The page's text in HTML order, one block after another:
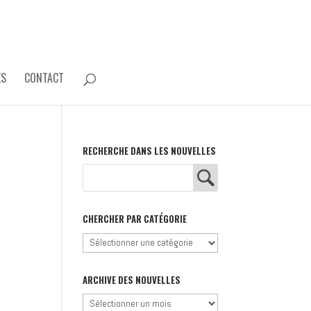
CONTACT
RECHERCHE DANS LES NOUVELLES
CHERCHER PAR CATÉGORIE
Chercher
catégorie
ARCHIVE DES NOUVELLES
Archive